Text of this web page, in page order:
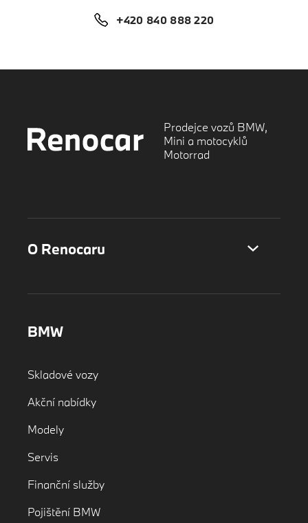
+420 840 888 220
Prodejce vozů BMW,
Mini a motocyklů
Motorrad
O Renocaru
BMW
Skladové vozy
Akční nabídky
Modely
Servis
Finanční služby
Pojištění BMW